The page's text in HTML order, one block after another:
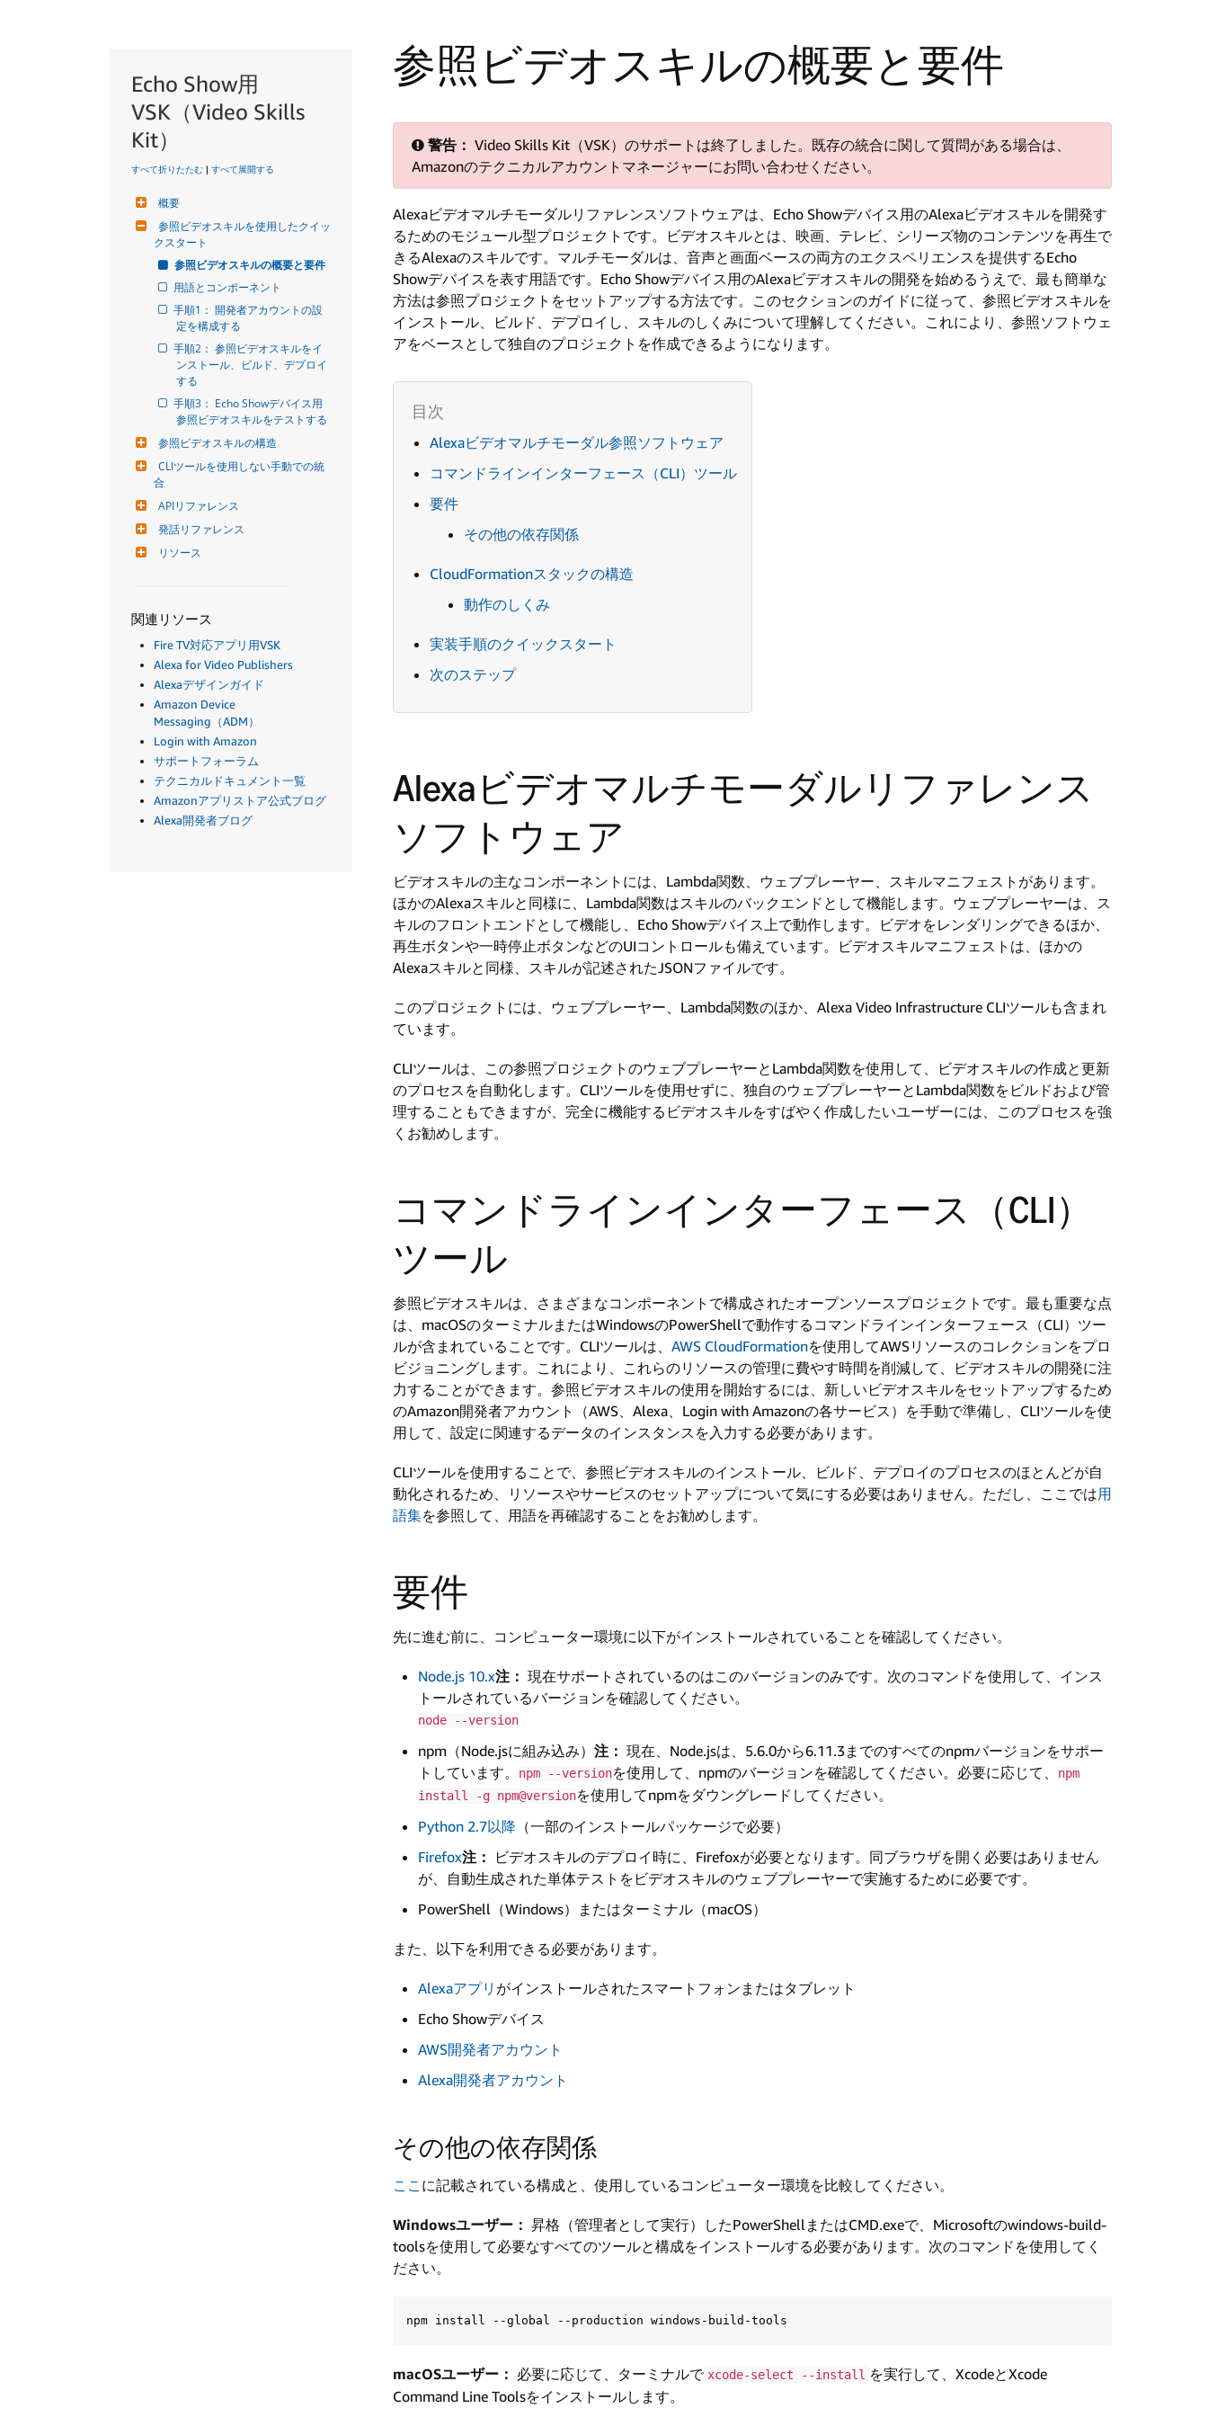
Echo Show用
VSK（Video Skills
Kit）
すべて折りたたむ | すべて展開する
概要
参照ビデオスキルを使用したクイッ
クスタート
参照ビデオスキルの概要と要件
用語とコンポーネント
手順1： 開発者アカウントの設
定を構成する
手順2： 参照ビデオスキルをイ
ンストール、ビルド、デプロイ
する
手順3： Echo Showデバイス用
参照ビデオスキルをテストする
参照ビデオスキルの構造
CLIツールを使用しない手動での統
合
APIリファレンス
発話リファレンス
リソース
関連リソース
Fire TV対応アプリ用VSK
Alexa for Video Publishers
Alexaデザインガイド
Amazon Device
Messaging（ADM）
Login with Amazon
サポートフォーラム
テクニカルドキュメント一覧
Amazonアプリストア公式ブログ
Alexa開発者ブログ
参照ビデオスキルの概要と要件
警告： Video Skills Kit（VSK）のサポートは終了しました。既存の統合に関して質問がある場合は、
Amazonのテクニカルアカウントマネージャーにお問い合わせください。
Alexaビデオマルチモーダルリファレンスソフトウェアは、Echo Showデバイス用のAlexaビデオスキルを開発す
るためのモジュール型プロジェクトです。ビデオスキルとは、映画、テレビ、シリーズ物のコンテンツを再生で
きるAlexaのスキルです。マルチモーダルは、音声と画面ベースの両方のエクスペリエンスを提供するEcho
Showデバイスを表す用語です。Echo Showデバイス用のAlexaビデオスキルの開発を始めるうえで、最も簡単な
方法は参照プロジェクトをセットアップする方法です。このセクションのガイドに従って、参照ビデオスキルを
インストール、ビルド、デプロイし、スキルのしくみについて理解してください。これにより、参照ソフトウェ
アをベースとして独自のプロジェクトを作成できるようになります。
Alexaビデオマルチモーダル参照ソフトウェア
コマンドラインインターフェース（CLI）ツール
要件
その他の依存関係
CloudFormationスタックの構造
動作のしくみ
実装手順のクイックスタート
次のステップ
Alexaビデオマルチモーダルリファレンス
ソフトウェア
ビデオスキルの主なコンポーネントには、Lambda関数、ウェブプレーヤー、スキルマニフェストがあります。
ほかのAlexaスキルと同様に、Lambda関数はスキルのバックエンドとして機能します。ウェブプレーヤーは、ス
キルのフロントエンドとして機能し、Echo Showデバイス上で動作します。ビデオをレンダリングできるほか、
再生ボタンや一時停止ボタンなどのUIコントロールも備えています。ビデオスキルマニフェストは、ほかの
Alexaスキルと同様、スキルが記述されたJSONファイルです。
このプロジェクトには、ウェブプレーヤー、Lambda関数のほか、Alexa Video Infrastructure CLIツールも含まれ
ています。
CLIツールは、この参照プロジェクトのウェブプレーヤーとLambda関数を使用して、ビデオスキルの作成と更新
のプロセスを自動化します。CLIツールを使用せずに、独自のウェブプレーヤーとLambda関数をビルドおよび管
理することもできますが、完全に機能するビデオスキルをすばやく作成したいユーザーには、このプロセスを強
くお勧めします。
コマンドラインインターフェース（CLI）
ツール
参照ビデオスキルは、さまざまなコンポーネントで構成されたオープンソースプロジェクトです。最も重要な点
は、macOSのターミナルまたはWindowsのPowerShellで動作するコマンドラインインターフェース（CLI）ツー
ルが含まれていることです。CLIツールは、 AWS CloudFormationを使用してAWSリソースのコレクションをプロ
ビジョニングします。これにより、これらのリソースの管理に費やす時間を削減して、ビデオスキルの開発に注
力することができます。参照ビデオスキルの使用を開始するには、新しいビデオスキルをセットアップするため
のAmazon開発者アカウント（AWS、Alexa、Login with Amazonの各サービス）を手動で準備し、CLIツールを使
用して、設定に関連するデータのインスタンスを入力する必要があります。
CLIツールを使用することで、参照ビデオスキルのインストール、ビルド、デプロイのプロセスのほとんどが自
動化されるため、リソースやサービスのセットアップについて気にする必要はありません。ただし、ここでは用
語集を参照して、用語を再確認することをお勧めします。
要件
先に進む前に、コンピューター環境に以下がインストールされていることを確認してください。
Node.js 10.x注： 現在サポートされているのはこのバージョンのみです。次のコマンドを使用して、インス
トールされているバージョンを確認してください。
node --version
npm（Node.jsに組み込み） 注： 現在、Node.jsは、5.6.0から6.11.3までのすべてのnpmバージョンをサポー
トしています。
npm --versionを使用して、npmのバージョンを確認してください。必要に応じて、
npm
install -g npm@versionを使用してnpmをダウングレードしてください。
Python 2.7以降 （一部のインストールパッケージで必要）
Firefox注：
ビデオスキルのデプロイ時に、Firefoxが必要となります。同ブラウザを開く必要はありません
が、自動生成された単体テストをビデオスキルのウェブプレーヤーで実施するために必要です。
PowerShell（Windows）またはターミナル（macOS）
また、以下を利用できる必要があります。
Alexaアプリ がインストールされたスマートフォンまたはタブレット
Echo Showデバイス
AWS開発者アカウント
Alexa開発者アカウント
その他の依存関係
ここ に記載されている構成と、使用しているコンピューター環境を比較してください。
Windowsユーザー： 昇格（管理者として実行）したPowerShellまたはCMD.exeで、Microsoftのwindows-build-
toolsを使用して必要なすべてのツールと構成をインストールする必要があります。次のコマンドを使用してく
ださい。
macOSユーザー： 必要に応じて、ターミナルで xcode-select --install を実行して、XcodeとXcode
Command Line Toolsをインストールします。